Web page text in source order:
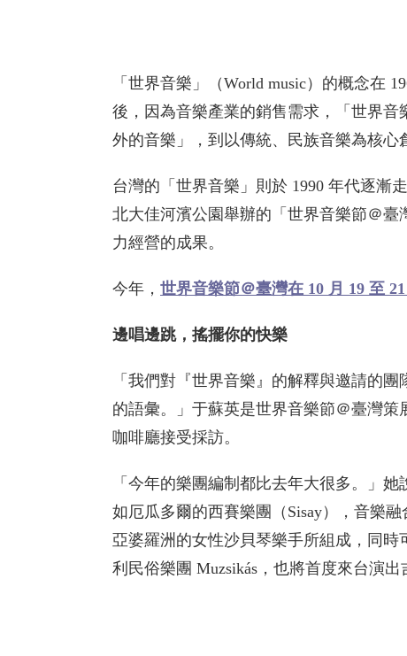
「世界音樂」（World music）的概念在
後，因為音樂產業的銷售需求，「世界
外的音樂」，到以傳統、民族音樂為核心
台灣的「世界音樂」則於 1990 年代逐漸
北大佳河濱公園舉辦的「世界音樂節＠
力經營的成果。
今年， 世界音樂節＠臺灣在 10 月 19 至
邊唱邊跳，搖擺你的快樂
「我們對『世界音樂』的解釋與邀請的
的語彙。」于蘇英是世界音樂節＠臺灣
咖啡廳接受採訪。
「今年的樂團編制都比去年大很多。」
如厄瓜多爾的西賽樂團（Sisay），音樂
亞婆羅洲的女性沙貝琴樂手所組成，同
利民俗樂團 Muzsikás，也將首度來台演出